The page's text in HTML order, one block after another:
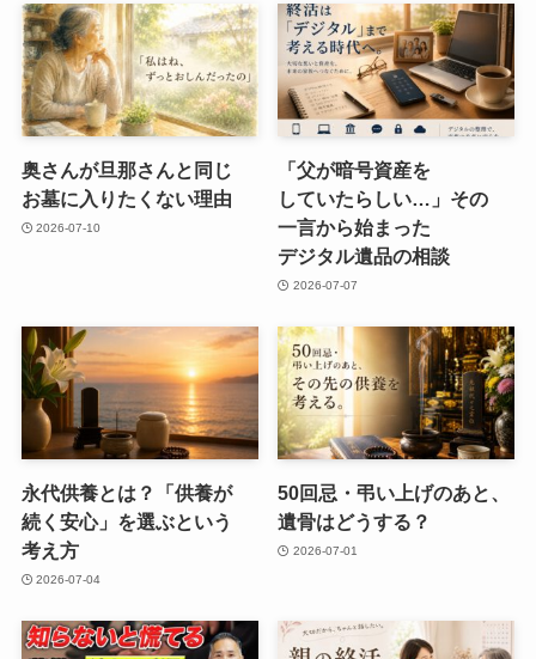
奥さんが​旦那さんと​同じ​
お墓に​入りたくない​理由
2026-07-10
「父が​暗号資産を​
していたらしい…」​その​
一言から​始まった​
デジタル遺品の​相談
2026-07-07
永代供養とは？​「供養が​
続く​安心」を​選ぶと​いう​
考え方
2026-07-04
50回忌・弔い​上げの​あと、​
遺骨は​どうする？
2026-07-01